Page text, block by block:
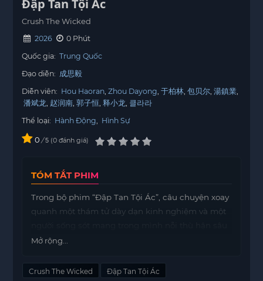
Đập Tan Tội Ác
Crush The Wicked
2026
0 Phút
Quốc gia: Trung Quốc
Đạo diễn: 成思毅
Diễn viên: Hou Haoran Zhou Dayong 于柏林 包贝尔 湯鎮業
潘斌龙 赵润南 郭子恒 释小龙 클라라
Thể loại: Hành Động Hình Sự
0 / 5 0 đánh giá
TÓM TẮT PHIM
Trong bộ phim “Đập Tan Tội Ác”, câu chuyện xoay
quanh một thám tử dày dạn kinh nghiệm và một
sắc. Họ hợp tác với nhau để truy lùng một tên sát
không chỉ là một kẻ giết người mà còn là hiện
Mở rộng...
Crush The Wicked Đập Tan Tội Ác